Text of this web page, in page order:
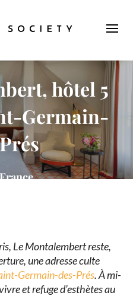
hôtel 5
Germain-
Le Montalembert reste,
une adresse culte
Germain-des-Prés. À mi-
et refuge d’esthètes au